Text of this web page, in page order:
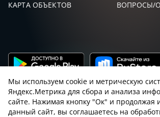
КАРТА ОБЪЕКТОВ
ВОПРОСЫ/
Мы используем cookie и метрическую
Яндекс.Метрика для сбора и анализа
сайте. Нажимая кнопку "Ок" и продолжая
данный сайт, вы соглашаетесь на